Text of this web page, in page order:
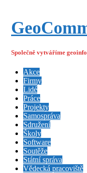
Společně vytváříme
Akce
Firmy
Lidé
Práce
Projekty
Samospráva
Sdružení
Školy
Software
Soutěže
Státní správa
Vědecká pracoviště